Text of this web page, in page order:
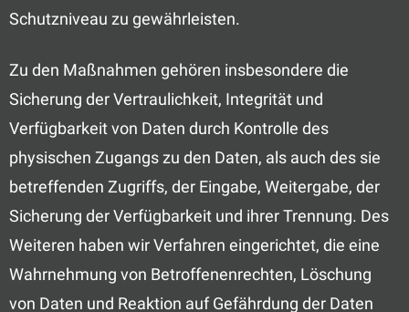
Schutzniveau zu gewährleisten.
Zu den Maßnahmen gehören insbesondere die
Sicherung der Vertraulichkeit, Integrität und
Verfügbarkeit von Daten durch Kontrolle des
physischen Zugangs zu den Daten, als auch des sie
betreffenden Zugriffs, der Eingabe, Weitergabe, der
Sicherung der Verfügbarkeit und ihrer Trennung. Des
Weiteren haben wir Verfahren eingerichtet, die eine
Wahrnehmung von Betroffenenrechten, Löschung
von Daten und Reaktion auf Gefährdung der Daten